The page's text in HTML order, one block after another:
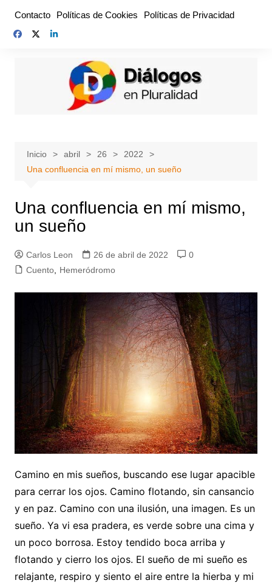
contenido
Contacto Políticas de Cookies Políticas de Privacidad
Inicio abril 26
2022
Una confluencia en mí mismo, un sueño
Una confluencia en mí mismo,
un sueño
Carlos Leon 26 de abril de 2022
0
Cuento, Hemeródromo
Camino en mis sueños, buscando ese lugar apacible
para cerrar los ojos. Camino flotando, sin cansancio
y en paz. Camino con una ilusión, una imagen. Es un
sueño. Ya vi esa pradera, es verde sobre una cima y
un poco borrosa. Estoy tendido boca arriba y
flotando y cierro los ojos. El sueño de mi sueño es
relajante, respiro y siento el aire entre la hierba y mi